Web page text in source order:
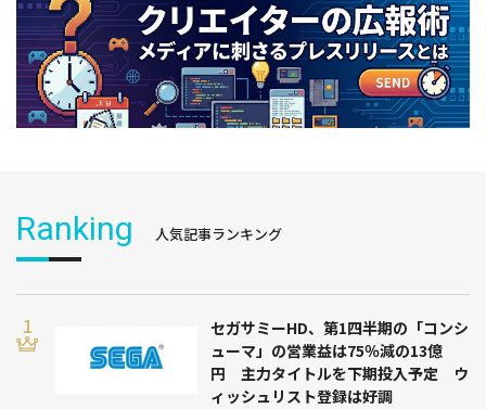
Ranking 人気記事ランキング
セガサミーHD、第1四半期の「コンシ
ューマ」の営業益は75％減の13億
円 主力タイトルを下期投入予定 ウ
ィッシュリスト登録は好調